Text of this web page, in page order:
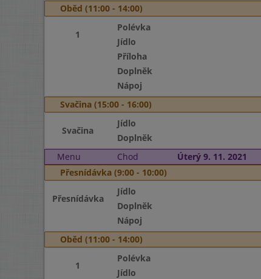
Oběd (11:00 - 14:00)
1
Polévka
Jídlo
Příloha
Doplněk
Nápoj
Svačina (15:00 - 16:00)
Svačina
Jídlo
Doplněk
Menu
Chod Úterý 9. 11. 2021
Přesnídávka (9:00 - 10:00)
Přesnídávka
Jídlo
Doplněk
Nápoj
Oběd (11:00 - 14:00)
1
Polévka
Jídlo